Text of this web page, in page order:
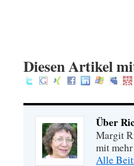
Diesen Artikel
Über
Margit
mit
Alle